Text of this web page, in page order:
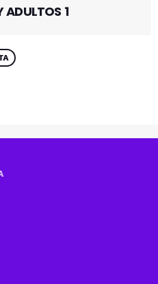
ADULTOS 1